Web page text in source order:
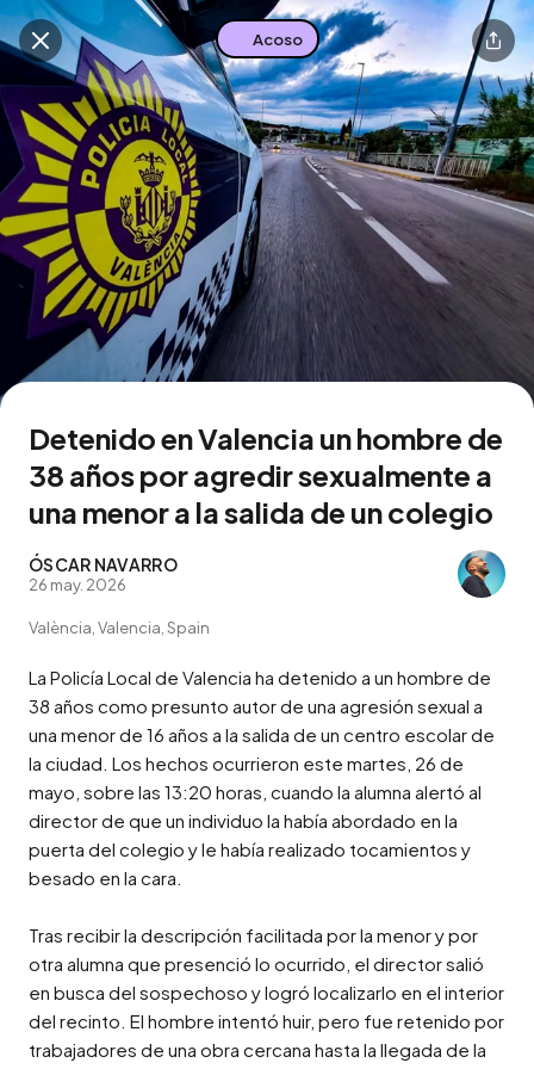
Descarga la app
Buscar en esta zona
Acoso
Detenido en Valencia un hombre de
38 años por agredir sexualmente a
una menor a la salida de un colegio
ÓSCAR NAVARRO
26 may. 2026
València, Valencia, Spain
La Policía Local de Valencia ha detenido a un hombre de
38 años como presunto autor de una agresión sexual a
una menor de 16 años a la salida de un centro escolar de
la ciudad. Los hechos ocurrieron este martes, 26 de
mayo, sobre las 13:20 horas, cuando la alumna alertó al
director de que un individuo la había abordado en la
puerta del colegio y le había realizado tocamientos y
besado en la cara.
Tras recibir la descripción facilitada por la menor y por
otra alumna que presenció lo ocurrido, el director salió
en busca del sospechoso y logró localizarlo en el interior
del recinto. El hombre intentó huir, pero fue retenido por
trabajadores de una obra cercana hasta la llegada de la